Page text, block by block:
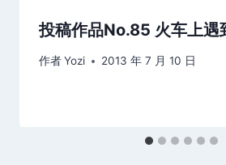
投稿作品No.85 火车上遇
作者Yozi 2013 年 7 月 10 日